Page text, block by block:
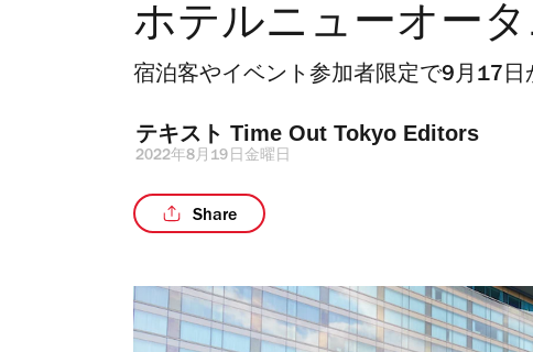
ホテルニューオー
宿泊客やイベント参加者限定で9月17日
テキスト Time Out Tokyo Editors
2022年8月19日金曜日
Share